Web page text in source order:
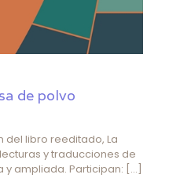
de polvo
del libro reeditado, La
y traducciones de
y ampliada. Participan: […]